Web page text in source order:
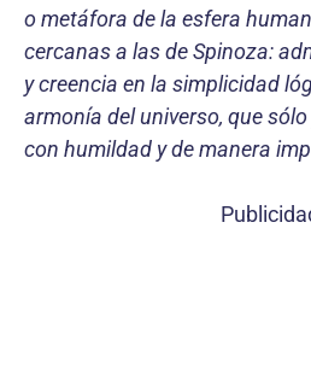
o metáfora de la esfera
cercanas a las de Spinoza:
y creencia en la simplicidad
armonía del uni­verso, que
con humildad y de manera